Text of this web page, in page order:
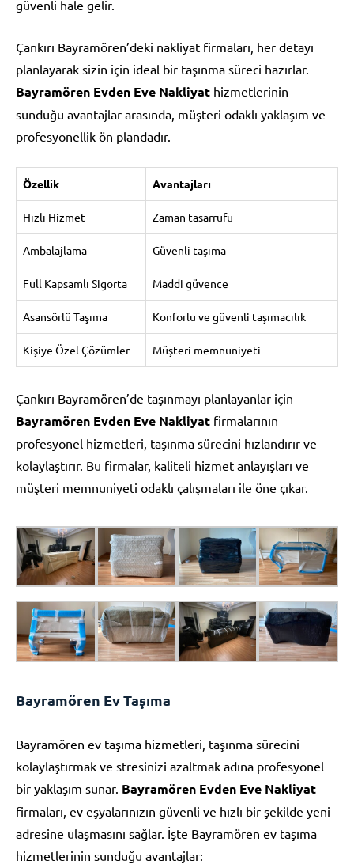
güvenli hale gelir.
Çankırı Bayramören’deki nakliyat firmaları, her detayı
planlayarak sizin için ideal bir taşınma süreci hazırlar.
Bayramören Evden Eve Nakliyat hizmetlerinin
sunduğu avantajlar arasında, müşteri odaklı yaklaşım ve
profesyonellik ön plandadır.
Özellik Avantajları
Hızlı Hizmet Zaman tasarrufu
Ambalajlama Güvenli taşıma
Full Kapsamlı Sigorta Maddi güvence
Asansörlü Taşıma Konforlu ve güvenli taşımacılık
Kişiye Özel Çözümler Müşteri memnuniyeti
Çankırı Bayramören’de taşınmayı planlayanlar için
Bayramören Evden Eve Nakliyat firmalarının
profesyonel hizmetleri, taşınma sürecini hızlandırır ve
kolaylaştırır. Bu firmalar, kaliteli hizmet anlayışları ve
müşteri memnuniyeti odaklı çalışmaları ile öne çıkar.
Bayramören Ev Taşıma
Bayramören ev taşıma hizmetleri, taşınma sürecini
kolaylaştırmak ve stresinizi azaltmak adına profesyonel
bir yaklaşım sunar. Bayramören Evden Eve Nakliyat
firmaları, ev eşyalarınızın güvenli ve hızlı bir şekilde yeni
adresine ulaşmasını sağlar. İşte Bayramören ev taşıma
hizmetlerinin sunduğu avantajlar: